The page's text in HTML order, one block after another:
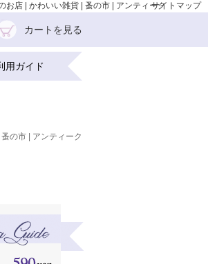
店 | かわいい雑貨 | 蚤の市 | アンティークサイトマップ
カートを見る
用ガイド
の市 | アンティーク